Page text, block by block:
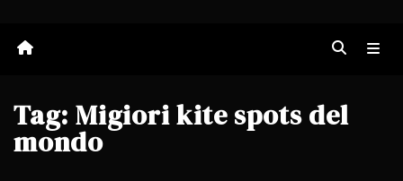
Tag: Migiori kite spots del
mondo